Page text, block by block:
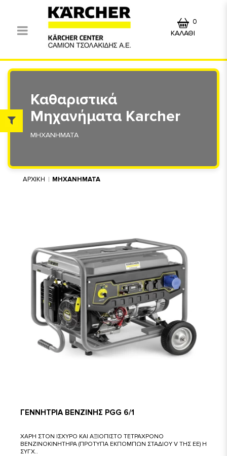
ΚΑΛΑΘΙ
0
Καθαριστικά
Μηχανήματα Karcher
ΜΗΧΑΝΗΜΑΤΑ
ΑΡΧΙΚΗ ΜΗΧΑΝΗΜΑΤΑ
ΓΕΝΝΗΤΡΙΑ ΒΕΝΖΙΝΗΣ PGG 6/1
ΧΑΡΗ ΣΤΟΝ ΙΣΧΥΡΟ ΚΑΙ ΑΞΙΟΠΙΣΤΟ ΤΕΤΡΑΧΡΟΝΟ
ΒΕΝΖΙΝΟΚΙΝΗΤΗΡΑ (ΠΡΟΤΥΠΑ ΕΚΠΟΜΠΩΝ ΣΤΑΔΙΟΥ V ΤΗΣ ΕΕ) Η
ΣΥΓΧ..